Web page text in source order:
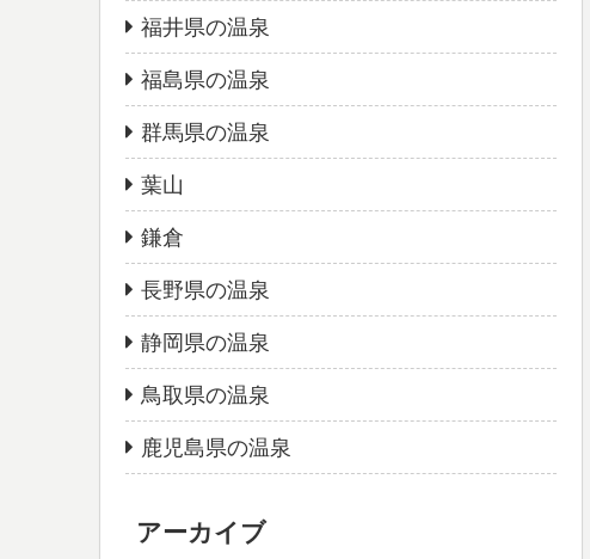
福井県の温泉
福島県の温泉
群馬県の温泉
葉山
鎌倉
長野県の温泉
静岡県の温泉
鳥取県の温泉
鹿児島県の温泉
アーカイブ